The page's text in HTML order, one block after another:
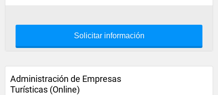
Solicitar información
Administración de Empresas
Turísticas (Online)